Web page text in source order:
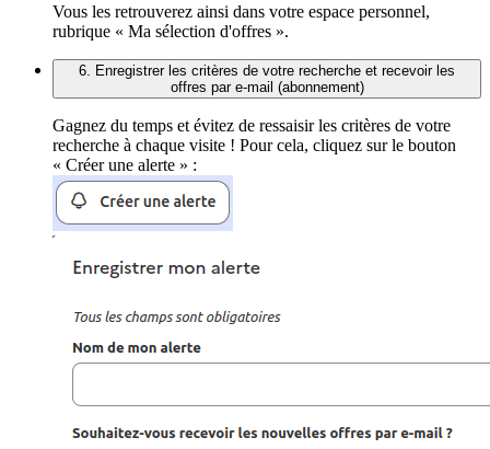
Vous les retrouverez ainsi dans votre espace personnel,
rubrique « Ma sélection d'offres ».
6. Enregistrer les critères de votre recherche et recevoir les
offres par e-mail (abonnement)
Gagnez du temps et évitez de ressaisir les critères de votre
recherche à chaque visite ! Pour cela, cliquez sur le bouton
« Créer une alerte » :